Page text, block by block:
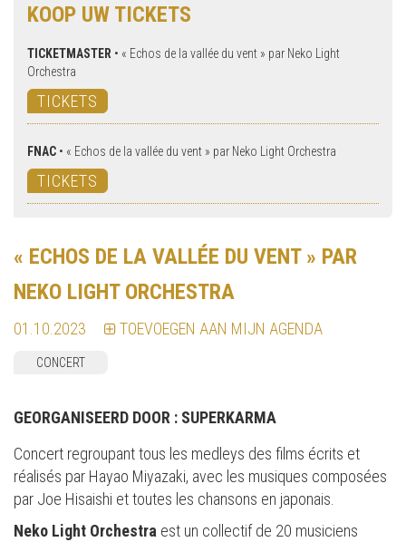
KOOP UW TICKETS
TICKETMASTER • « Echos de la vallée du vent » par Neko Light
Orchestra
TICKETS
FNAC • « Echos de la vallée du vent » par Neko Light Orchestra
TICKETS
« ECHOS DE LA VALLÉE DU VENT » PAR
NEKO LIGHT ORCHESTRA
01.10.2023 TOEVOEGEN AAN MIJN AGENDA
CONCERT
GEORGANISEERD DOOR : SUPERKARMA
Concert regroupant tous les medleys des films écrits et
réalisés par Hayao Miyazaki, avec les musiques composées
par Joe Hisaishi et toutes les chansons en japonais.
Neko Light Orchestra est un collectif de 20 musiciens